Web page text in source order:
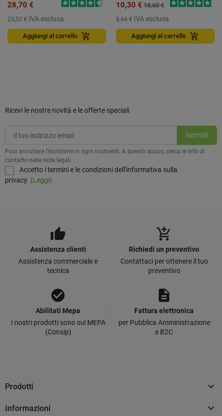
28,70 €
23,52 € IVA esclusa
Aggiungi al carrello add_shopping_cart
10,30 € 18,60 €
8,44 € IVA esclusa
Aggiungi al carrello add_shopping_cart
Ricevi le nostre novità e le offerte speciali
Puoi annullare l'iscrizione in ogni momenti. A questo scopo, cerca le info di
contatto nelle note legali.
Accetto i termini e le condizioni dell'informativa sulla
privacy. (Leggi)
thumb_up
Assistenza clienti
Assistenza commerciale e
tecnica
add_shopping_cart
Richiedi un preventivo
Contattaci per ottenere il tuo
preventivo
check_circle
Abilitati Mepa
I nostri prodotti sono sul MEPA
(Consip)
description
Fattura elettronica
per Pubblica Amministrazione
e B2C
Prodotti 
Informazioni 